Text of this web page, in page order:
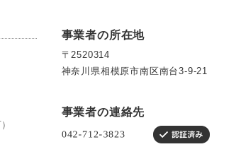
事業者の所在地
〒2520314
神奈川県相模原市南区南台3-9-21
事業者の連絡先